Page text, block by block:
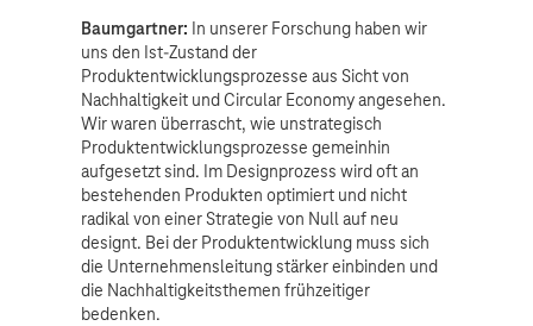
Baumgartner: In unserer Forschung haben wir
uns den Ist-Zustand der
Produktentwicklungsprozesse aus Sicht von
Nachhaltigkeit und Circular Economy angesehen.
Wir waren überrascht, wie unstrategisch
Produktentwicklungsprozesse gemeinhin
aufgesetzt sind. Im Designprozess wird oft an
bestehenden Produkten optimiert und nicht
radikal von einer Strategie von Null auf neu
designt. Bei der Produktentwicklung muss sich
die Unternehmensleitung stärker einbinden und
die Nachhaltigkeitsthemen frühzeitiger
bedenken.